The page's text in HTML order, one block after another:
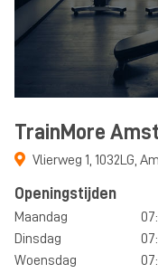
TrainMore
Vlierweg 1, 1032LG,
Openingstijden
Maandag
Dinsdag
Woensdag